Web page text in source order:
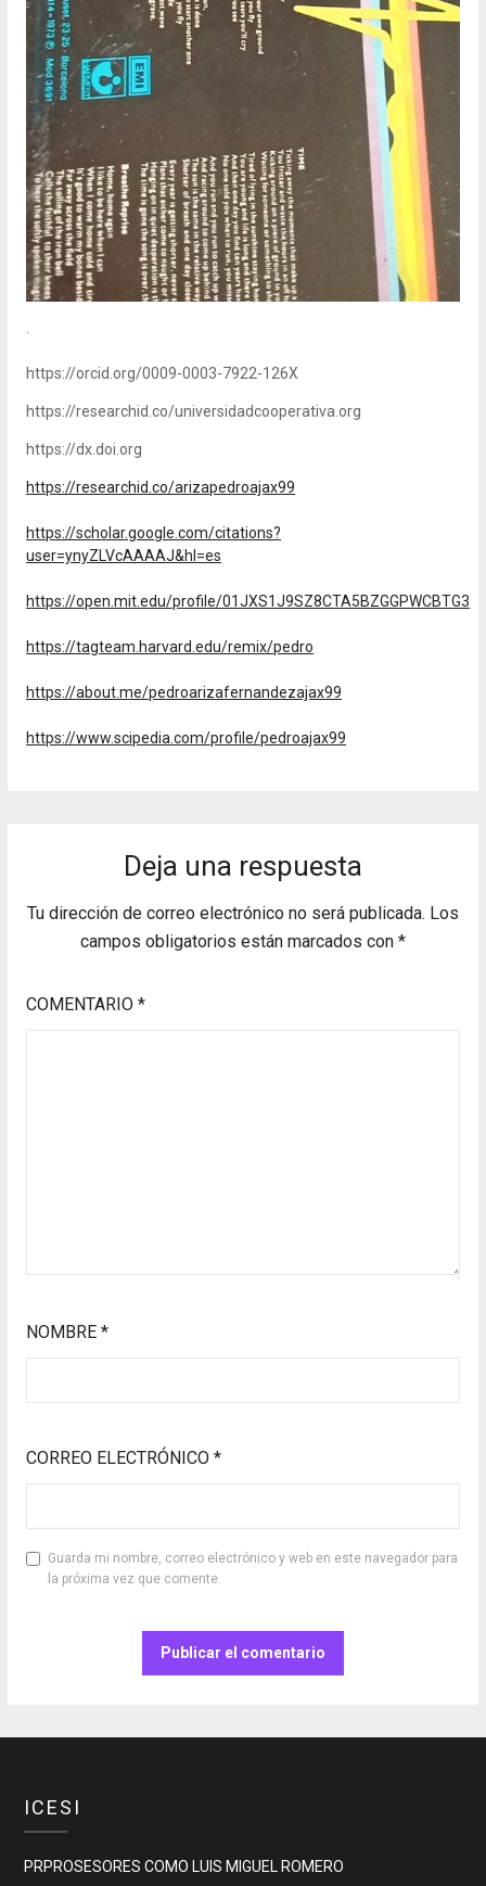
https://orcid.org/0009-0003-7922-126X
https://researchid.co/universidadcooperativa.org
https://dx.doi.org
https://researchid.co/arizapedroajax99
https://scholar.google.com/citations?
user=ynyZLVcAAAAJ&hl=es
https://open.mit.edu/profile/01JXS1J9SZ8CTA5BZGGPWCBTG3
https://tagteam.harvard.edu/remix/pedro
https://about.me/pedroarizafernandezajax99
https://www.scipedia.com/profile/pedroajax99
Deja una respuesta
Tu dirección de correo electrónico no será publicada. Los
campos obligatorios están marcados con *
COMENTARIO*
NOMBRE*
CORREO ELECTRÓNICO*
Guarda mi nombre, correo electrónico y web en este navegador para
la próxima vez que comente.
ICESI
PRPROSESORES COMO LUIS MIGUEL ROMERO